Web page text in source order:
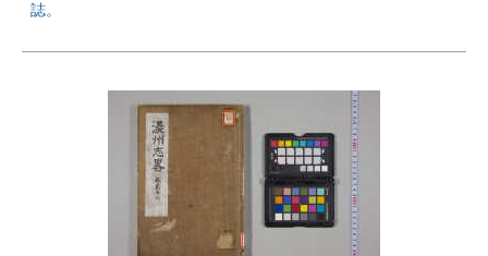
誌。